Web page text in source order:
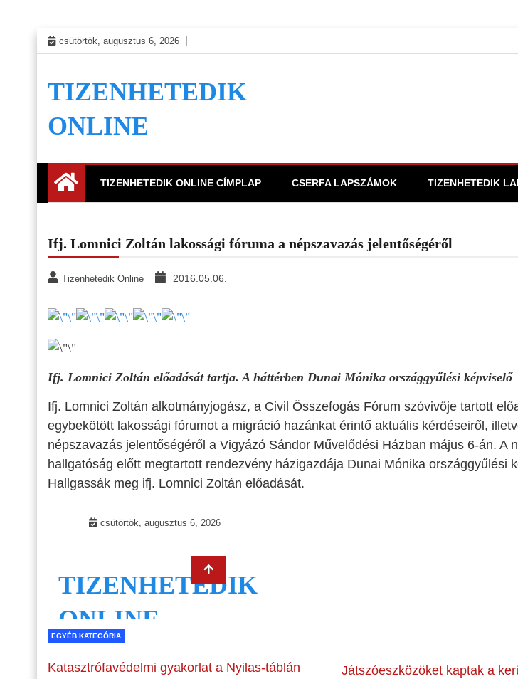
Skip
to
csütörtök, augusztus 6, 2026
TIZENHETEDIK
ONLINE
TIZENHETEDIK ONLINE CÍMPLAP CSERFA LAPSZÁMOK TIZENHETEDIK
Ifj. Lomnici Zoltán lakossági fóruma a népszavazás jelentőségéről
Tizenhetedik Online 2016.05.06.
Ifj. Lomnici Zoltán előadását tartja. A háttérben Dunai Mónika országgyűlési képviselő
Ifj. Lomnici Zoltán alkotmányjogász, a Civil Összefogás Fórum szóvivője tartott
egybekötött lakossági fórumot a migráció hazánkat érintő aktuális kérdéseiről,
népszavazás jelentőségéről a Vigyázó Sándor Művelődési Házban május 6-án. A
hallgatóság előtt megtartott rendezvény házigazdája Dunai Mónika országgyűlési
Hallgassák meg ifj. Lomnici Zoltán előadását.
EGYÉB KATEGÓRIA
Katasztrófavédelmi gyakorlat a Nyilas-táblán
Játszóeszközöket kaptak a